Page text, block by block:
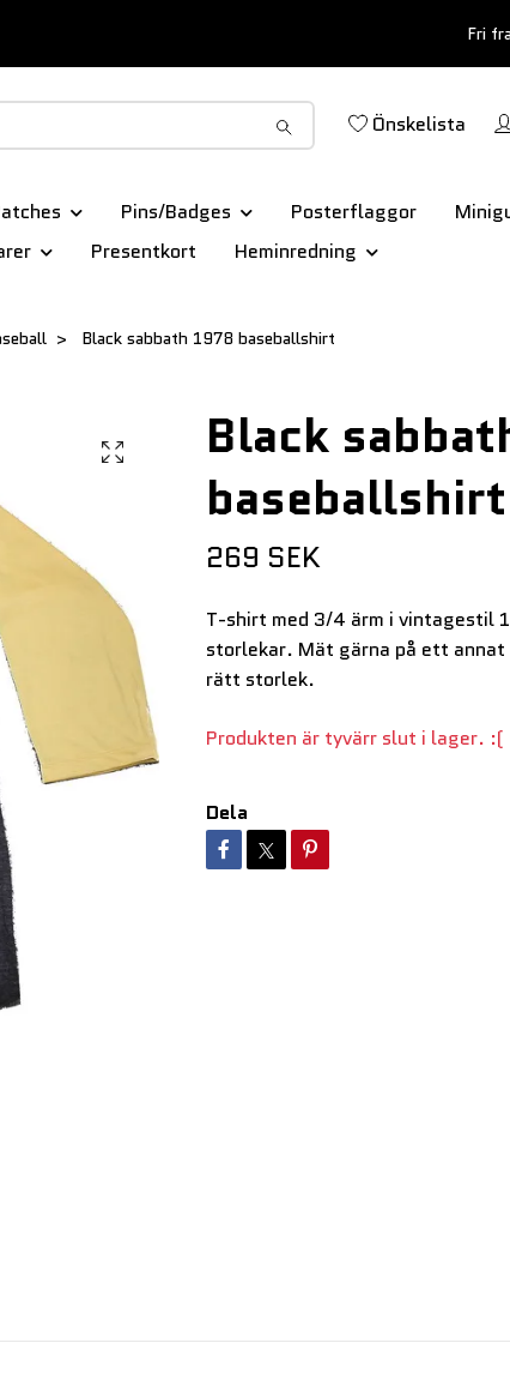
Fri
Önskelista
Pins/Badges Posterflaggor
Presentkort Heminredning
Black sabbath 1978 baseballshirt
Black
baseballshirt
269 SEK
T-shirt med 3/4 ärm i vintagestil
storlekar. Mät gärna på ett
rätt storlek.
Produkten är tyvärr slut i lager. :(
Dela